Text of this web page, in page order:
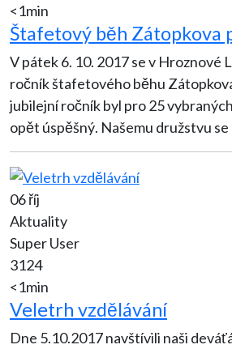
<1min
Štafetový běh Zátopkova
V pátek 6. 10. 2017 se v Hroznové
ročník štafetového běhu Zátopkova
jubilejní ročník byl pro 25
opět úspěšný. Našemu družstvu
06 říj
Aktuality
Super User
3124
<1min
Veletrh vzdělávání
Dne 5.10.2017 navštívili naši